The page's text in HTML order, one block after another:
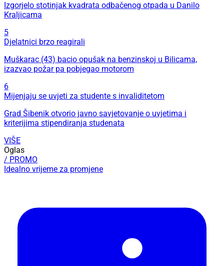
Izgorjelo stotinjak kvadrata odbačenog otpada u Danilo
Kraljicama
5
Djelatnici brzo reagirali
Muškarac (43) bacio opušak na benzinskoj u Bilicama,
izazvao požar pa pobjegao motorom
6
Mijenjaju se uvjeti za studente s invaliditetom
Grad Šibenik otvorio javno savjetovanje o uvjetima i
kriterijima stipendiranja studenata
VIŠE
Oglas
/ PROMO
Idealno vrijeme za promjene